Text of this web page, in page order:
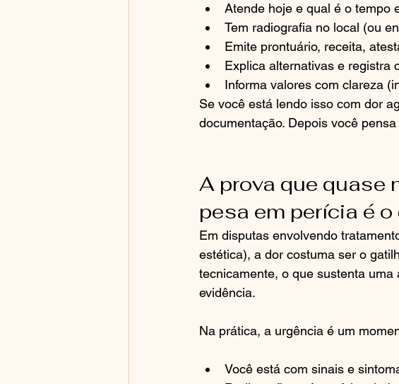
Atende hoje e qual é o tempo
Tem radiografia no local (ou
Emite prontuário, receita,
Explica alternativas e registra
Informa valores com clareza
Se você está lendo isso com dor
documentação. Depois você
A prova que quase
pesa em perícia é
Em disputas envolvendo
estética), a dor costuma ser o
tecnicamente, o que sustenta
evidência.
Na prática, a urgência é um
Você está com sinais e